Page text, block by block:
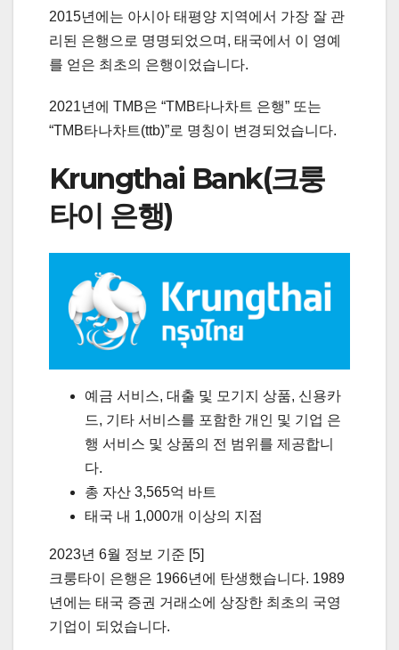
2015년에는 아시아 태평양 지역에서 가장 잘 관
리된 은행으로 명명되었으며, 태국에서 이 영예
를 얻은 최초의 은행이었습니다.
2021년에 TMB은 “TMB타나차트 은행” 또는
“TMB타나차트(ttb)”로 명칭이 변경되었습니다.
Krungthai Bank(크룽
타이 은행)
예금 서비스, 대출 및 모기지 상품, 신용카
드, 기타 서비스를 포함한 개인 및 기업 은
행 서비스 및 상품의 전 범위를 제공합니
다.
총 자산 3,565억 바트
태국 내 1,000개 이상의 지점
2023년 6월 정보 기준 [5]
크룽타이 은행은 1966년에 탄생했습니다. 1989
년에는 태국 증권 거래소에 상장한 최초의 국영
기업이 되었습니다.